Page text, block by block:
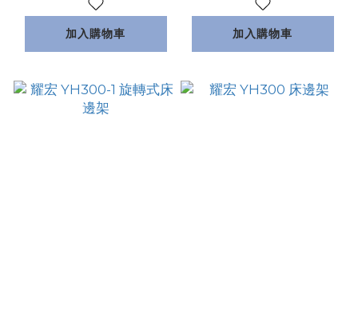
加入購物車 加入購物車